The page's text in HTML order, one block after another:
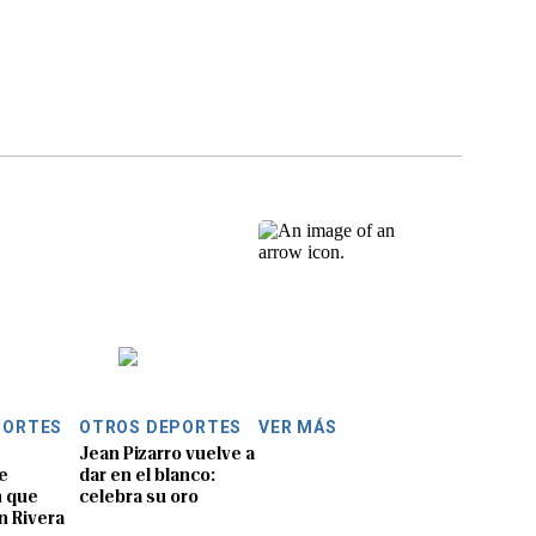
que
Rivera
OTROS DEPORTES
Jean Pizarro vuelve a
dar en el blanco:
celebra su oro
VER MÁS